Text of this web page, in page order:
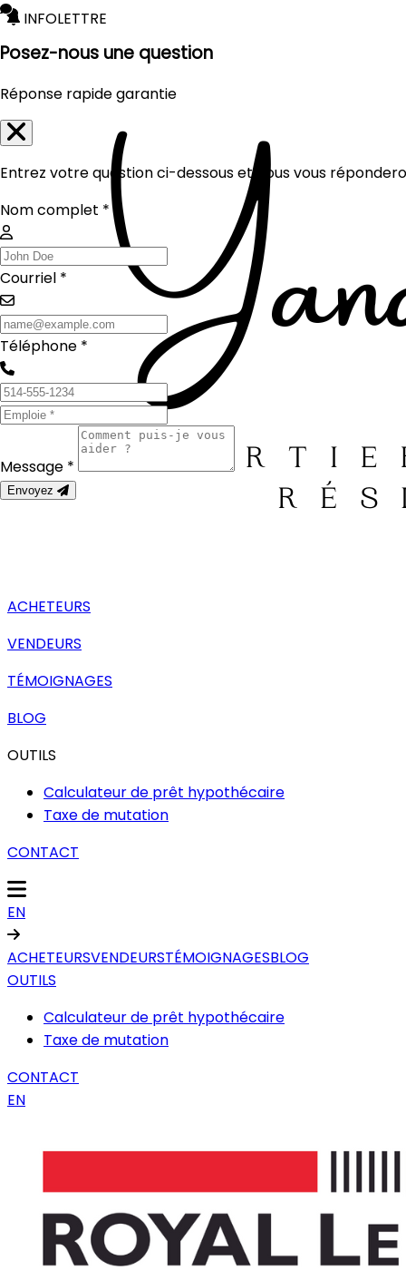
INFOLETTRE
ACHETEURS
VENDEURS
TÉMOIGNAGES
BLOG
OUTILS
Calculateur de prêt hypothécaire
Taxe de mutation
CONTACT
EN
ACHETEURSVENDEURSTÉMOIGNAGESBLOG
OUTILS
Calculateur de prêt hypothécaire
Taxe de mutation
CONTACT
EN
Posez-nous une question
Réponse rapide garantie
Entrez votre question ci-dessous et nous vous
Nom complet *
Courriel *
Téléphone *
Message *
Envoyez